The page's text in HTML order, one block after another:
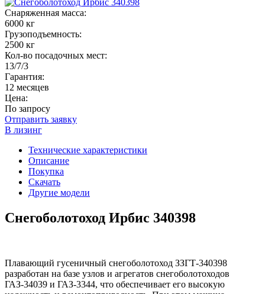
Снаряженная масса:
6000 кг
Грузоподъемность:
2500 кг
Кол-во посадочных мест:
13/7/3
Гарантия:
12 месяцев
Цена:
По запросу
Отправить заявку
В лизинг
Технические характеристики
Описание
Покупка
Скачать
Другие модели
Снегоболотоход Ирбис 340398
Плавающий гусеничный снегоболотоход ЗЗГТ-340398
разработан на базе узлов и агрегатов снегоболотоходов
ГАЗ-34039 и ГАЗ-3344, что обеспечивает его высокую